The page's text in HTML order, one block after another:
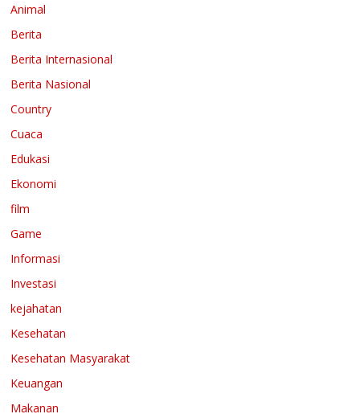
Animal
Berita
Berita Internasional
Berita Nasional
Country
Cuaca
Edukasi
Ekonomi
film
Game
Informasi
Investasi
kejahatan
Kesehatan
Kesehatan Masyarakat
Keuangan
Makanan